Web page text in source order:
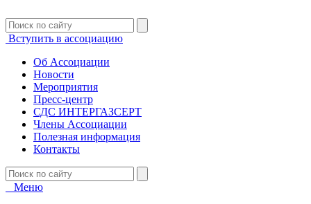
Вступить в ассоциацию
Об Ассоциации
Новости
Мероприятия
Пресс-центр
СДС ИНТЕРГАЗСЕРТ
Члены Ассоциации
Полезная информация
Контакты
Меню